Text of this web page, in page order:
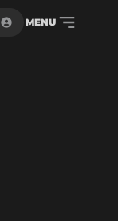
MENU